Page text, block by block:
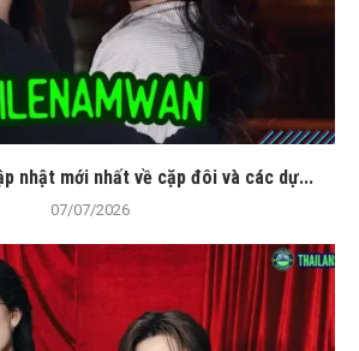
nhật mới nhất về cặp đôi và các dự...
07/07/2026